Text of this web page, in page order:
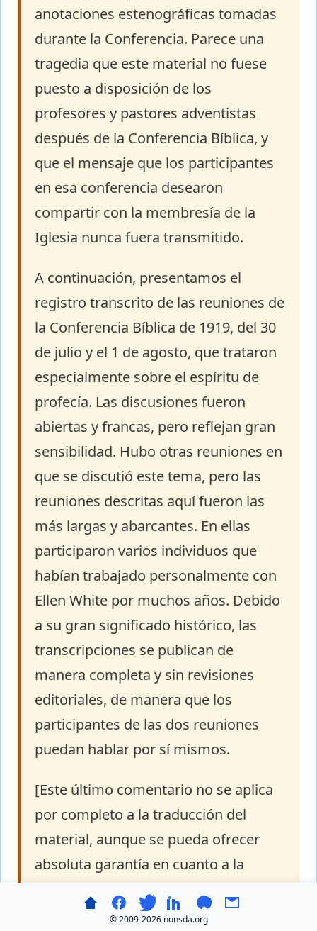
anotaciones estenográficas tomadas
durante la Conferencia. Parece una
tragedia que este material no fuese
puesto a disposición de los
profesores y pastores adventistas
después de la Conferencia Bíblica, y
que el mensaje que los participantes
en esa conferencia desearon
compartir con la membresía de la
Iglesia nunca fuera transmitido.
A continuación, presentamos el
registro transcrito de las reuniones de
la Conferencia Bíblica de 1919, del 30
de julio y el 1 de agosto, que trataron
especialmente sobre el espíritu de
profecía. Las discusiones fueron
abiertas y francas, pero reflejan gran
sensibilidad. Hubo otras reuniones en
que se discutió este tema, pero las
reuniones descritas aquí fueron las
más largas y abarcantes. En ellas
participaron varios individuos que
habían trabajado personalmente con
Ellen White por muchos años. Debido
a su gran significado histórico, las
transcripciones se publican de
manera completa y sin revisiones
editoriales, de manera que los
participantes de las dos reuniones
puedan hablar por sí mismos.
[Este último comentario no se aplica
por completo a la traducción del
material, aunque se pueda ofrecer
absoluta garantía en cuanto a la
fidelidad a las palabras originales de
la transcripción de las reuniones. El
© 2009-2026 nonsda.org